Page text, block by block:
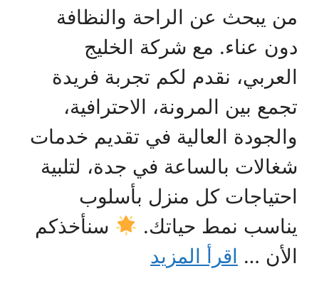
من يبحث عن الراحة والنظافة
دون عناء. مع شركة الخليج
العربي، نقدم لكم تجربة فريدة
تجمع بين المرونة، الاحترافية،
والجودة العالية في تقديم خدمات
شغالات بالساعة في جدة، لتلبية
احتياجات كل منزل بأسلوب
يناسب نمط حياتك.
سنأخذكم
الأن … اقرأ المزيد